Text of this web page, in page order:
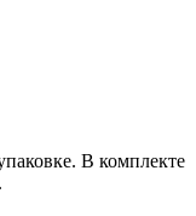
В комплекте